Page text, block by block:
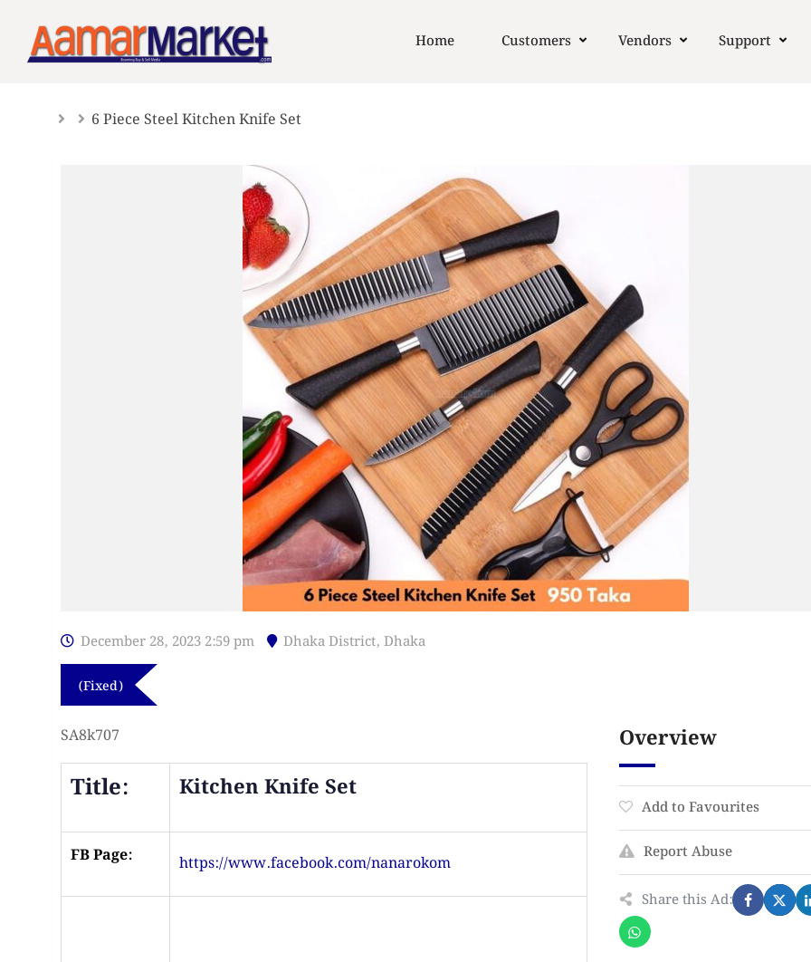
content
Home Customers Vendors Support
6 Piece Steel Kitchen Knife Set
December 28, 2023 2:59 pm Dhaka District, Dhaka
(Fixed)
SA8k707
Title: Kitchen Knife Set
FB Page: https://www.facebook.com/nanarokom
Overview
Add to Favourites
Report Abuse
Share this Ad: